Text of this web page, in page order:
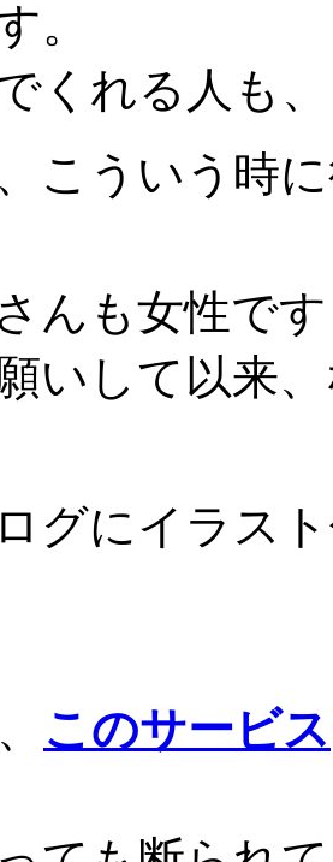
。
くれる人も
こういう時
んも女性で
いして以来
グにイラス
このサービス